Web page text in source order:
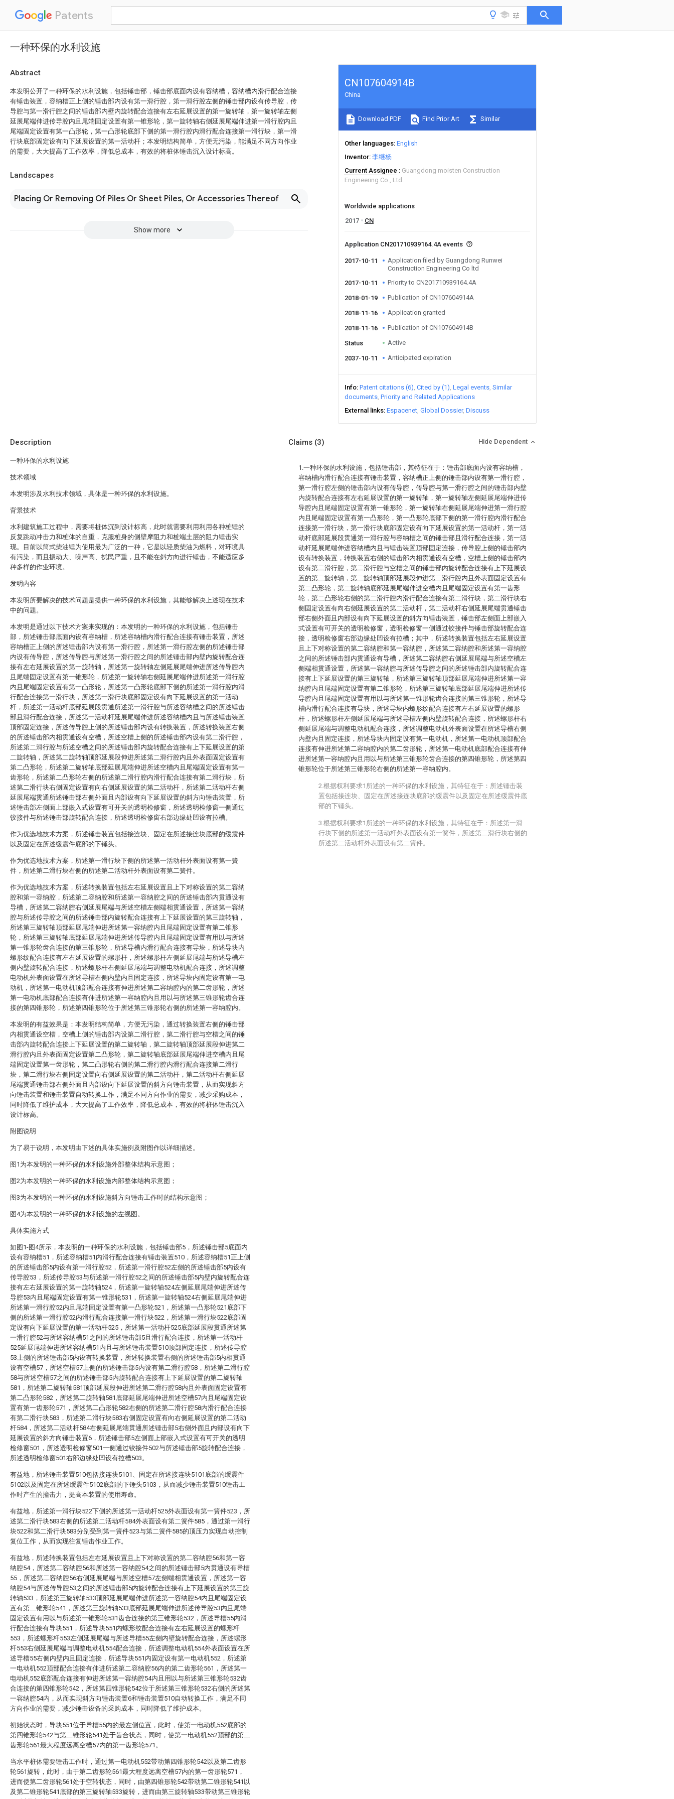
Patents
一种环保的水利设施
Abstract
本发明公开了一种环保的水利设施，包括锤击部，锤击部底面内设有容纳槽，容纳槽内滑行配合连接
有锤击装置，容纳槽正上侧的锤击部内设有第一滑行腔，第一滑行腔左侧的锤击部内设有传导腔，传
导腔与第一滑行腔之间的锤击部内壁内旋转配合连接有左右延展设置的第一旋转轴，第一旋转轴左侧
延展尾端伸进传导腔内且尾端固定设置有第一锥形轮，第一旋转轴右侧延展尾端伸进第一滑行腔内且
尾端固定设置有第一凸形轮，第一凸形轮底部下侧的第一滑行腔内滑行配合连接第一滑行块，第一滑
行块底部固定设有向下延展设置的第一活动杆；本发明结构简单，方便无污染，能满足不同方向作业
的需要，大大提高了工作效率，降低总成本，有效的将桩体锤击沉入设计标高。
Landscapes
Placing Or Removing Of Piles Or Sheet Piles, Or Accessories Thereof
Show more
CN107604914B
China
Download PDF Find Prior Art Similar
Other languages English
Inventor 李继杨
Current Assignee
Guangdong moisten Construction
Engineering Co., Ltd.
Worldwide applications
2017
CN
Application CN201710939164.4A events
2017-10-11
Application filed by Guangdong Runwei
Construction Engineering Co ltd
2017-10-11
Priority to CN201710939164.4A
2018-01-19 Publication of CN107604914A
2018-11-16 Application granted
2018-11-16 Publication of CN107604914B
Status Active
2037-10-11 Anticipated expiration
Info Patent citations (6) Cited by (1) Legal events Similar
documents Priority and Related Applications
External links Espacenet Global Dossier Discuss
Description
一种环保的水利设施
技术领域
本发明涉及水利技术领域，具体是一种环保的水利设施。
背景技术
水利建筑施工过程中，需要将桩体沉到设计标高，此时就需要利用利用各种桩锤的
反复跳动冲击力和桩体的自重，克服桩身的侧壁摩阻力和桩端土层的阻力锤击实
现。目前以筒式柴油锤为使用最为广泛的一种，它是以轻质柴油为燃料，对环境具
有污染，而且振动大、噪声高、扰民严重，且不能在斜方向进行锤击，不能适应多
种多样的作业环境。
发明内容
本发明所要解决的技术问题是提供一种环保的水利设施，其能够解决上述现在技术
中的问题。
本发明是通过以下技术方案来实现的：本发明的一种环保的水利设施，包括锤击
部，所述锤击部底面内设有容纳槽，所述容纳槽内滑行配合连接有锤击装置，所述
容纳槽正上侧的所述锤击部内设有第一滑行腔，所述第一滑行腔左侧的所述锤击部
内设有传导腔，所述传导腔与所述第一滑行腔之间的所述锤击部内壁内旋转配合连
接有左右延展设置的第一旋转轴，所述第一旋转轴左侧延展尾端伸进所述传导腔内
且尾端固定设置有第一锥形轮，所述第一旋转轴右侧延展尾端伸进所述第一滑行腔
内且尾端固定设置有第一凸形轮，所述第一凸形轮底部下侧的所述第一滑行腔内滑
行配合连接第一滑行块，所述第一滑行块底部固定设有向下延展设置的第一活动
杆，所述第一活动杆底部延展段贯通所述第一滑行腔与所述容纳槽之间的所述锤击
部且滑行配合连接，所述第一活动杆延展尾端伸进所述容纳槽内且与所述锤击装置
顶部固定连接，所述传导腔上侧的所述锤击部内设有转换装置，所述转换装置右侧
的所述锤击部内相贯通设有空槽，所述空槽上侧的所述锤击部内设有第二滑行腔，
所述第二滑行腔与所述空槽之间的所述锤击部内旋转配合连接有上下延展设置的第
二旋转轴，所述第二旋转轴顶部延展段伸进所述第二滑行腔内且外表面固定设置有
第二凸形轮，所述第二旋转轴底部延展尾端伸进所述空槽内且尾端固定设置有第一
齿形轮，所述第二凸形轮右侧的所述第二滑行腔内滑行配合连接有第二滑行块，所
述第二滑行块右侧固定设置有向右侧延展设置的第二活动杆，所述第二活动杆右侧
延展尾端贯通所述锤击部右侧外面且内部设有向下延展设置的斜方向锤击装置，所
述锤击部左侧面上部嵌入式设置有可开关的透明检修窗，所述透明检修窗一侧通过
铰接件与所述锤击部旋转配合连接，所述透明检修窗右部边缘处凹设有拉槽。
作为优选地技术方案，所述锤击装置包括接连块、固定在所述接连块底部的缓震件
以及固定在所述缓震件底部的下锤头。
作为优选地技术方案，所述第一滑行块下侧的所述第一活动杆外表面设有第一簧
件，所述第二滑行块右侧的所述第二活动杆外表面设有第二簧件。
作为优选地技术方案，所述转换装置包括左右延展设置且上下对称设置的第二容纳
腔和第一容纳腔，所述第二容纳腔和所述第一容纳腔之间的所述锤击部内贯通设有
导槽，所述第二容纳腔右侧延展尾端与所述空槽左侧端相贯通设置，所述第一容纳
腔与所述传导腔之间的所述锤击部内旋转配合连接有上下延展设置的第三旋转轴，
所述第三旋转轴顶部延展尾端伸进所述第一容纳腔内且尾端固定设置有第二锥形
轮，所述第三旋转轴底部延展尾端伸进所述传导腔内且尾端固定设置有用以与所述
第一锥形轮齿合连接的第三锥形轮，所述导槽内滑行配合连接有导块，所述导块内
螺形纹配合连接有左右延展设置的螺形杆，所述螺形杆左侧延展尾端与所述导槽左
侧内壁旋转配合连接，所述螺形杆右侧延展尾端与调整电动机配合连接，所述调整
电动机外表面设置在所述导槽右侧内壁内且固定连接，所述导块内固定设有第一电
动机，所述第一电动机顶部配合连接有伸进所述第二容纳腔内的第二齿形轮，所述
第一电动机底部配合连接有伸进所述第一容纳腔内且用以与所述第三锥形轮齿合连
接的第四锥形轮，所述第四锥形轮位于所述第三锥形轮右侧的所述第一容纳腔内。
本发明的有益效果是：本发明结构简单，方便无污染，通过转换装置右侧的锤击部
内相贯通设空槽，空槽上侧的锤击部内设第二滑行腔，第二滑行腔与空槽之间的锤
击部内旋转配合连接上下延展设置的第二旋转轴，第二旋转轴顶部延展段伸进第二
滑行腔内且外表面固定设置第二凸形轮，第二旋转轴底部延展尾端伸进空槽内且尾
端固定设置第一齿形轮，第二凸形轮右侧的第二滑行腔内滑行配合连接第二滑行
块，第二滑行块右侧固定设置向右侧延展设置的第二活动杆，第二活动杆右侧延展
尾端贯通锤击部右侧外面且内部设向下延展设置的斜方向锤击装置，从而实现斜方
向锤击装置和锤击装置自动转换工作，满足不同方向作业的需要，减少采购成本，
同时降低了维护成本，大大提高了工作效率，降低总成本，有效的将桩体锤击沉入
设计标高。
附图说明
为了易于说明，本发明由下述的具体实施例及附图作以详细描述。
图1为本发明的一种环保的水利设施外部整体结构示意图；
图2为本发明的一种环保的水利设施内部整体结构示意图；
图3为本发明的一种环保的水利设施斜方向锤击工作时的结构示意图；
图4为本发明的一种环保的水利设施的左视图。
具体实施方式
如图1-图4所示，本发明的一种环保的水利设施，包括锤击部5，所述锤击部5底面内
设有容纳槽51，所述容纳槽51内滑行配合连接有锤击装置510，所述容纳槽51正上侧
的所述锤击部5内设有第一滑行腔52，所述第一滑行腔52左侧的所述锤击部5内设有
传导腔53，所述传导腔53与所述第一滑行腔52之间的所述锤击部5内壁内旋转配合连
接有左右延展设置的第一旋转轴524，所述第一旋转轴524左侧延展尾端伸进所述传
导腔53内且尾端固定设置有第一锥形轮531，所述第一旋转轴524右侧延展尾端伸进
所述第一滑行腔52内且尾端固定设置有第一凸形轮521，所述第一凸形轮521底部下
侧的所述第一滑行腔52内滑行配合连接第一滑行块522，所述第一滑行块522底部固
定设有向下延展设置的第一活动杆525，所述第一活动杆525底部延展段贯通所述第
一滑行腔52与所述容纳槽51之间的所述锤击部5且滑行配合连接，所述第一活动杆
525延展尾端伸进所述容纳槽51内且与所述锤击装置510顶部固定连接，所述传导腔
53上侧的所述锤击部5内设有转换装置，所述转换装置右侧的所述锤击部5内相贯通
设有空槽57，所述空槽57上侧的所述锤击部5内设有第二滑行腔58，所述第二滑行腔
58与所述空槽57之间的所述锤击部5内旋转配合连接有上下延展设置的第二旋转轴
581，所述第二旋转轴581顶部延展段伸进所述第二滑行腔58内且外表面固定设置有
第二凸形轮582，所述第二旋转轴581底部延展尾端伸进所述空槽57内且尾端固定设
置有第一齿形轮571，所述第二凸形轮582右侧的所述第二滑行腔58内滑行配合连接
有第二滑行块583，所述第二滑行块583右侧固定设置有向右侧延展设置的第二活动
杆584，所述第二活动杆584右侧延展尾端贯通所述锤击部5右侧外面且内部设有向下
延展设置的斜方向锤击装置6，所述锤击部5左侧面上部嵌入式设置有可开关的透明
检修窗501，所述透明检修窗501一侧通过铰接件502与所述锤击部5旋转配合连接，
所述透明检修窗501右部边缘处凹设有拉槽503。
有益地，所述锤击装置510包括接连块5101、固定在所述接连块5101底部的缓震件
5102以及固定在所述缓震件5102底部的下锤头5103，从而减少锤击装置510锤击工
作时产生的撞击力，提高本装置的使用寿命。
有益地，所述第一滑行块522下侧的所述第一活动杆525外表面设有第一簧件523，所
述第二滑行块583右侧的所述第二活动杆584外表面设有第二簧件585，通过第一滑行
块522和第二滑行块583分别受到第一簧件523与第二簧件585的顶压力实现自动控制
复位工作，从而实现往复锤击作业工作。
有益地，所述转换装置包括左右延展设置且上下对称设置的第二容纳腔56和第一容
纳腔54，所述第二容纳腔56和所述第一容纳腔54之间的所述锤击部5内贯通设有导槽
55，所述第二容纳腔56右侧延展尾端与所述空槽57左侧端相贯通设置，所述第一容
纳腔54与所述传导腔53之间的所述锤击部5内旋转配合连接有上下延展设置的第三旋
转轴533，所述第三旋转轴533顶部延展尾端伸进所述第一容纳腔54内且尾端固定设
置有第二锥形轮541，所述第三旋转轴533底部延展尾端伸进所述传导腔53内且尾端
固定设置有用以与所述第一锥形轮531齿合连接的第三锥形轮532，所述导槽55内滑
行配合连接有导块551，所述导块551内螺形纹配合连接有左右延展设置的螺形杆
553，所述螺形杆553左侧延展尾端与所述导槽55左侧内壁旋转配合连接，所述螺形
杆553右侧延展尾端与调整电动机554配合连接，所述调整电动机554外表面设置在所
述导槽55右侧内壁内且固定连接，所述导块551内固定设有第一电动机552，所述第
一电动机552顶部配合连接有伸进所述第二容纳腔56内的第二齿形轮561，所述第一
电动机552底部配合连接有伸进所述第一容纳腔54内且用以与所述第三锥形轮532齿
合连接的第四锥形轮542，所述第四锥形轮542位于所述第三锥形轮532右侧的所述第
一容纳腔54内，从而实现斜方向锤击装置6和锤击装置510自动转换工作，满足不同
方向作业的需要，减少锤击设备的采购成本，同时降低了维护成本。
初始状态时，导块551位于导槽55内的最左侧位置，此时，使第一电动机552底部的
第四锥形轮542与第二锥形轮541处于齿合状态，同时，使第一电动机552顶部的第二
齿形轮561最大程度远离空槽57内的第一齿形轮571。
当水平桩体需要锤击工作时，通过第一电动机552带动第四锥形轮542以及第二齿形
轮561旋转，此时，由于第二齿形轮561最大程度远离空槽57内的第一齿形轮571，
进而使第二齿形轮561处于空转状态，同时，由第四锥形轮542带动第二锥形轮541以
及第二锥形轮541底部的第三旋转轴533旋转，进而由第三旋转轴533带动第三锥形轮
Claims (3) Hide Dependent
1.一种环保的水利设施，包括锤击部，其特征在于：锤击部底面内设有容纳槽，
容纳槽内滑行配合连接有锤击装置，容纳槽正上侧的锤击部内设有第一滑行腔，
第一滑行腔左侧的锤击部内设有传导腔，传导腔与第一滑行腔之间的锤击部内壁
内旋转配合连接有左右延展设置的第一旋转轴，第一旋转轴左侧延展尾端伸进传
导腔内且尾端固定设置有第一锥形轮，第一旋转轴右侧延展尾端伸进第一滑行腔
内且尾端固定设置有第一凸形轮，第一凸形轮底部下侧的第一滑行腔内滑行配合
连接第一滑行块，第一滑行块底部固定设有向下延展设置的第一活动杆，第一活
动杆底部延展段贯通第一滑行腔与容纳槽之间的锤击部且滑行配合连接，第一活
动杆延展尾端伸进容纳槽内且与锤击装置顶部固定连接，传导腔上侧的锤击部内
设有转换装置，转换装置右侧的锤击部内相贯通设有空槽，空槽上侧的锤击部内
设有第二滑行腔，第二滑行腔与空槽之间的锤击部内旋转配合连接有上下延展设
置的第二旋转轴，第二旋转轴顶部延展段伸进第二滑行腔内且外表面固定设置有
第二凸形轮，第二旋转轴底部延展尾端伸进空槽内且尾端固定设置有第一齿形
轮，第二凸形轮右侧的第二滑行腔内滑行配合连接有第二滑行块，第二滑行块右
侧固定设置有向右侧延展设置的第二活动杆，第二活动杆右侧延展尾端贯通锤击
部右侧外面且内部设有向下延展设置的斜方向锤击装置，锤击部左侧面上部嵌入
式设置有可开关的透明检修窗，透明检修窗一侧通过铰接件与锤击部旋转配合连
接，透明检修窗右部边缘处凹设有拉槽；其中，所述转换装置包括左右延展设置
且上下对称设置的第二容纳腔和第一容纳腔，所述第二容纳腔和所述第一容纳腔
之间的所述锤击部内贯通设有导槽，所述第二容纳腔右侧延展尾端与所述空槽左
侧端相贯通设置，所述第一容纳腔与所述传导腔之间的所述锤击部内旋转配合连
接有上下延展设置的第三旋转轴，所述第三旋转轴顶部延展尾端伸进所述第一容
纳腔内且尾端固定设置有第二锥形轮，所述第三旋转轴底部延展尾端伸进所述传
导腔内且尾端固定设置有用以与所述第一锥形轮齿合连接的第三锥形轮，所述导
槽内滑行配合连接有导块，所述导块内螺形纹配合连接有左右延展设置的螺形
杆，所述螺形杆左侧延展尾端与所述导槽左侧内壁旋转配合连接，所述螺形杆右
侧延展尾端与调整电动机配合连接，所述调整电动机外表面设置在所述导槽右侧
内壁内且固定连接，所述导块内固定设有第一电动机，所述第一电动机顶部配合
连接有伸进所述第二容纳腔内的第二齿形轮，所述第一电动机底部配合连接有伸
进所述第一容纳腔内且用以与所述第三锥形轮齿合连接的第四锥形轮，所述第四
锥形轮位于所述第三锥形轮右侧的所述第一容纳腔内。
2.根据权利要求1所述的一种环保的水利设施，其特征在于：所述锤击装
置包括接连块、固定在所述接连块底部的缓震件以及固定在所述缓震件底
部的下锤头。
3.根据权利要求1所述的一种环保的水利设施，其特征在于：所述第一滑
行块下侧的所述第一活动杆外表面设有第一簧件，所述第二滑行块右侧的
所述第二活动杆外表面设有第二簧件。